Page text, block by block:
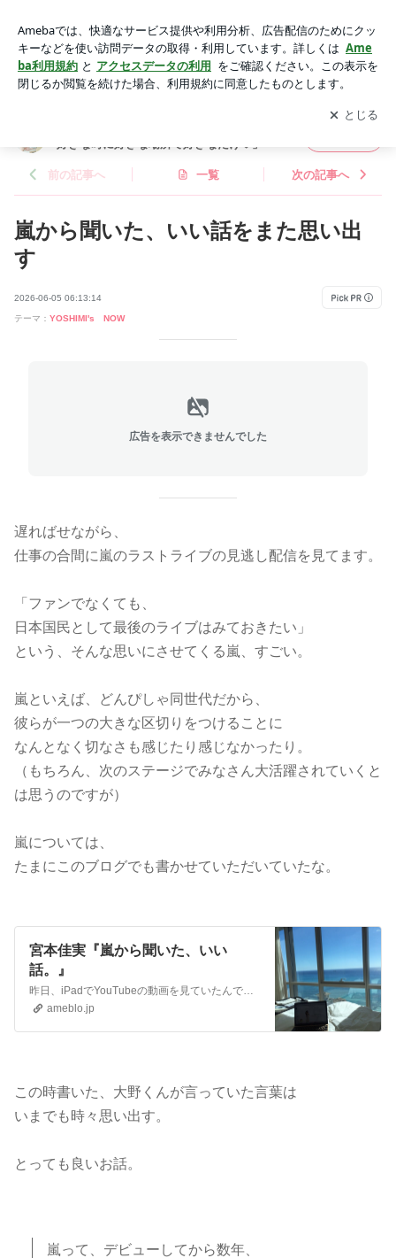
ブログ「好きなことを好きな時に好きな場所で好きなだけ♡」
Powered by Ameba
アプリをダウンロードして ブログの更新通知
を受け取りまし
ょう。
開く
好きな時に好きな場所で好きなだけ♡」
前の記事へ 一覧 次の記事へ
嵐から聞いた、いい話をまた思い出
す
2026-06-05 06:13:14
テーマ： YOSHIMI's NOW
広告を表示できませんでした
遅ればせながら、
仕事の合間に嵐のラストライブの見逃し配信を見てます。
「ファンでなくても、
日本国民として最後のライブはみておきたい」
という、そんな思いにさせてくる嵐、すごい。
嵐といえば、どんぴしゃ同世代だから、
彼らが一つの大きな区切りをつけることに
なんとなく切なさも感じたり感じなかったり。
（もちろん、次のステージでみなさん大活躍されていくと
は思うのですが）
嵐については、
たまにこのブログでも書かせていただいていたな。
宮本佳実『嵐から聞いた、いい
話。』
昨日、iPadでYouTubeの動画を見ていたんです。ハワイはテレビも英語だし・・・笑で、ハワイにいるんだからと、せっかくなのでハワイ関連の動画を探していて。…
ameblo.jp
この時書いた、大野くんが言っていた言葉は
いまでも時々思い出す。
とっても良いお話。
嵐って、デビューしてから数年、